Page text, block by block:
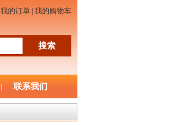
我的订单| 我的购物车
联系我们